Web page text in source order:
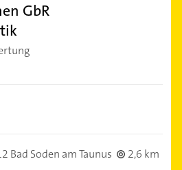
GbR
Bad Soden am Taunus
2,6 km